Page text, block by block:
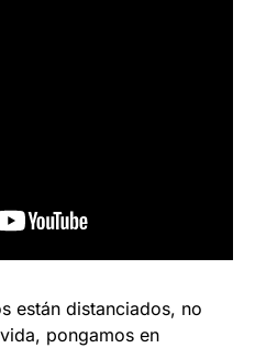
están distanciados, no
pongamos en